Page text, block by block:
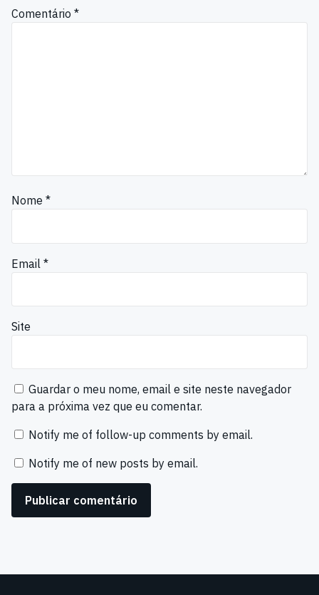
Comentário *
Nome *
Email *
Site
Guardar o meu nome, email e site neste navegador
para a próxima vez que eu comentar.
Notify me of follow-up comments by email.
Notify me of new posts by email.